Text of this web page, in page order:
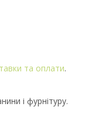
та оплати.
і фурнітуру.